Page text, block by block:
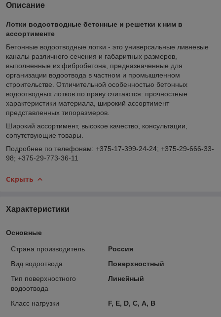
Описание
Лотки водоотводные бетонные и решетки к ним в
ассортименте
Бетонные водоотводные лотки - это универсальные ливневые
каналы различного сечения и габаритных размеров,
выполненные из фибробетона, предназначенные для
организации водоотвода в частном и промышленном
строительстве. Отличительной особенностью бетонных
водоотводных лотков по праву считаются: прочностные
характеристики материала, широкий ассортимент
представленных типоразмеров.
Широкий ассортимент, высокое качество, консультации,
сопутствующие товары.
Подробнее по телефонам: +375-17-399-24-24; +375-29-666-33-
98; +375-29-773-36-11
Скрыть
Характеристики
Основные
Страна производитель
Россия
Вид водоотвода
Поверхностный
Тип поверхностного
водоотвода
Линейный
Класс нагрузки F, E, D, С, А, В